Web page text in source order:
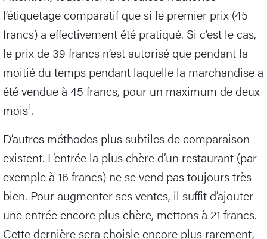
l’étiquetage comparatif que si le premier prix (45
francs) a effectivement été pratiqué. Si c’est le cas,
le prix de 39 francs n’est autorisé que pendant la
moitié du temps pendant laquelle la marchandise a
été vendue à 45 francs, pour un maximum de deux
mois1.
D’autres méthodes plus subtiles de comparaison
existent. L’entrée la plus chère d’un restaurant (par
exemple à 16 francs) ne se vend pas toujours très
bien. Pour augmenter ses ventes, il suffit d’ajouter
une entrée encore plus chère, mettons à 21 francs.
Cette dernière sera choisie encore plus rarement,